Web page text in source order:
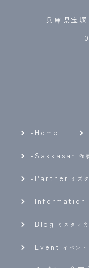
兵庫県宝
-Home
- Sakkasan 作
- Partner ミズ
- Information
- Blog ミズタマ
- Event イベン